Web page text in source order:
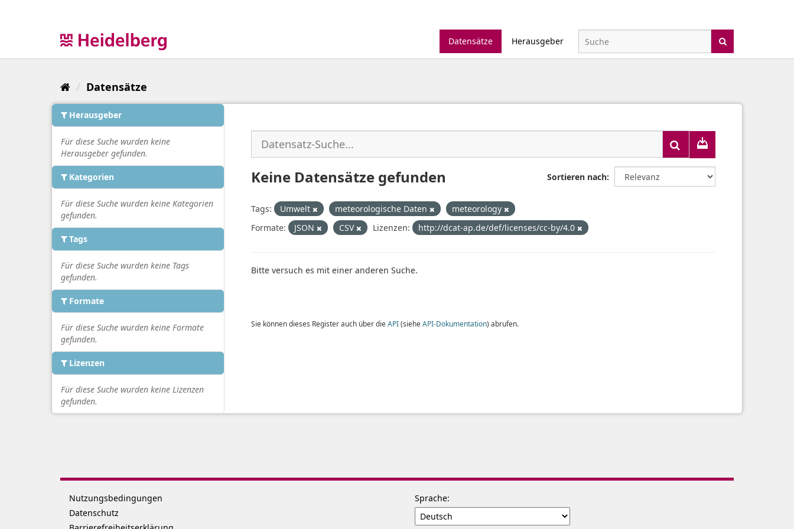
Datensätze
Herausgeber
Datensätze
Herausgeber
Für diese Suche wurden keine
Herausgeber gefunden.
Kategorien
Für diese Suche wurden keine Kategorien
gefunden.
Tags
Für diese Suche wurden keine Tags
gefunden.
Formate
Für diese Suche wurden keine Formate
gefunden.
Lizenzen
Für diese Suche wurden keine Lizenzen
gefunden.
Sortieren nach
Keine Datensätze gefunden
Tags: Umwelt meteorologische Daten
meteorology
Formate:
JSON CSV Lizenzen: http://dcat-ap.de/def/licenses/cc-by/4.0
Bitte versuch es mit einer anderen Suche.
Sie können dieses Register auch über die API(siehe API-Dokumentation) abrufen.
Nutzungsbedingungen
Datenschutz
Sprache